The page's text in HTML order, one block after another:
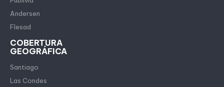
Andersen
Flesad
COBERTURA
GEOGRÁFICA
Santiago
Las Condes